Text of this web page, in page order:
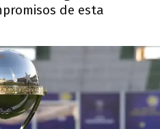
de esta